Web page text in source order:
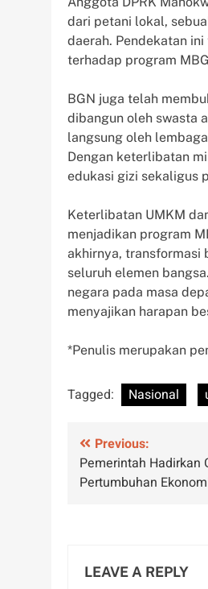
dari petani lokal,
daerah. Pendekatan
terhadap program
BGN juga telah
dibangun oleh swasta
langsung oleh
Dengan keterlibatan
edukasi gizi sekaligus
Keterlibatan UMKM
menjadikan program
akhirnya, transformasi
seluruh elemen
negara pada masa
menyajikan harapan
*Penulis merupakan
Tagged: Nasional
Post
navigation
Previous:
Pemerintah Hadirkan
Pertumbuhan
LEAVE A REPLY